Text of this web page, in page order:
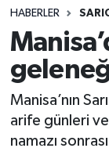
HABERLER
Manisa’nın
arife günleri ve
namazı
SİYASET
EĞİTİM
SAĞLIK
SPOR
ALAŞEHİR
KULA
DEMİRCİ
GÖRDES
KIRKAĞAÇ
SİZİN
GÜNDEM
ASAYİŞ
SİYASET
Süper Lig
Tüm
Son
Haber